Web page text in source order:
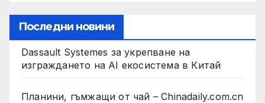
Последни новини
Dassault Systemes за укрепване на
изграждането на AI екосистема в Китай
Планини, гъмжащи от чай – Chinadaily.com.cn